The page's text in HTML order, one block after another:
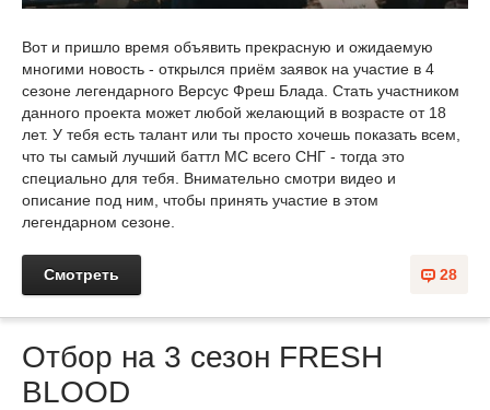
Вот и пришло время объявить прекрасную и ожидаемую
многими новость - открылся приём заявок на участие в 4
сезоне легендарного Версус Фреш Блада. Стать участником
данного проекта может любой желающий в возрасте от 18
лет. У тебя есть талант или ты просто хочешь показать всем,
что ты самый лучший баттл МС всего СНГ - тогда это
специально для тебя. Внимательно смотри видео и
описание под ним, чтобы принять участие в этом
легендарном сезоне.
28
Смотреть
Отбор на 3 сезон FRESH
BLOOD